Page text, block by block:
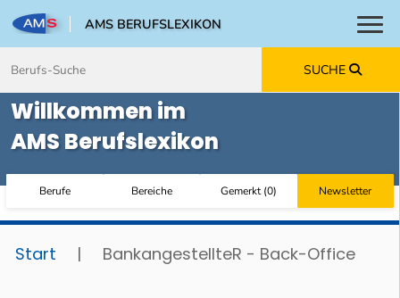
AMS BERUFSLEXIKON
SUCHE
Willkommen im
AMS Berufslexikon
Berufe Bereiche Gemerkt(0) Newsletter
Start | BankangestellteR - Back-Office